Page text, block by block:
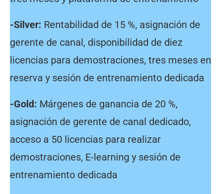
-Silver: Rentabilidad de 15 %, asignación de
gerente de canal, disponibilidad de diez
licencias para demostraciones, tres meses en
reserva y sesión de entrenamiento dedicada
-Gold: Márgenes de ganancia de 20 %,
asignación de gerente de canal dedicado,
acceso a 50 licencias para realizar
demostraciones, E-learning y sesión de
entrenamiento dedicada